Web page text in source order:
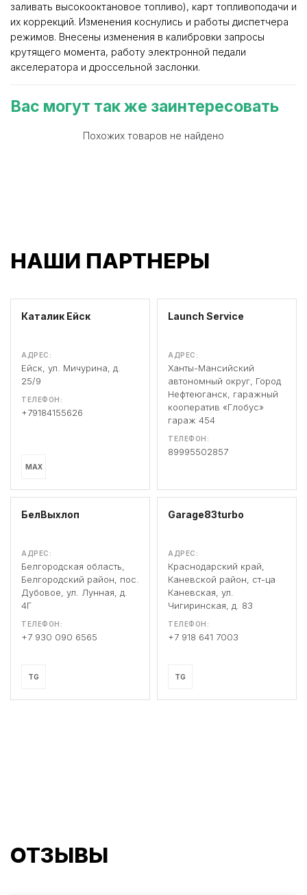
заливать высокооктановое топливо), карт топливоподачи и
их коррекций. Изменения коснулись и работы диспетчера
режимов. Внесены изменения в калибровки запросы
крутящего момента, работу электронной педали
акселератора и дроссельной заслонки.
Вас могут так же заинтересовать
Похожих товаров не найдено
НАШИ ПАРТНЕРЫ
Каталик Ейск
АДРЕС:
Ейск, ул. Мичурина, д.
25/9
ТЕЛЕФОН:
+79184155626
MAX
Launch Service
АДРЕС:
Ханты-Мансийский
автономный округ, Город
Нефтеюганск, гаражный
кооператив «Глобус»
гараж 454
ТЕЛЕФОН:
89995502857
БелВыхлоп
АДРЕС:
Белгородская область,
Белгородский район, пос.
Дубовое, ул. Лунная, д.
4Г
ТЕЛЕФОН:
+7 930 090 6565
TG
Garage83turbo
АДРЕС:
Краснодарский край,
Каневской район, ст-ца
Каневская, ул.
Чигиринская, д. 83
ТЕЛЕФОН:
+7 918 641 7003
TG
ОТЗЫВЫ